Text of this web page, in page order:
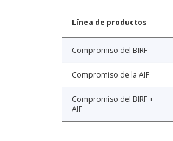
Línea de productos
Compromiso del BIRF
Compromiso de la AIF
Compromiso del BIRF +
AIF